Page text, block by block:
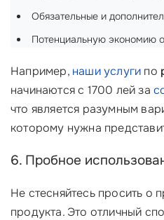
Обязательные и
Потенциальную экономию
Например, наши услуги по
начинаются с 1700 лей за
что является разумным
которому нужна
6. Пробное
Не стесняйтесь просить о
продукта. Это отличный